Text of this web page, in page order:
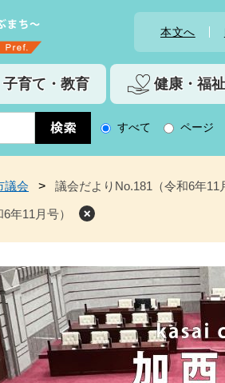
本文へ
子育て・教育 健康・福祉
すべて ページ
議会 > 議会だよりNo.181（令和6年11
年11月号）